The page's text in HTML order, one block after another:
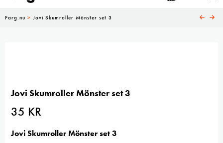
Farg.nu > Jovi Skumroller Mönster set 3
Jovi Skumroller Mönster set 3
35 KR
Jovi Skumroller Mönster set 3